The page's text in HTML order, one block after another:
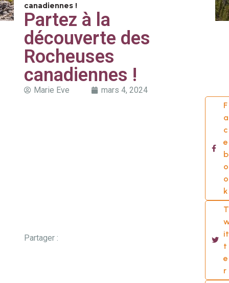
canadiennes !
Partez à la
découverte des
Rocheuses
canadiennes !
Marie Eve mars 4, 2024
Partager :
F
a
c
e
b
o
o
k
T
it
t
e
r